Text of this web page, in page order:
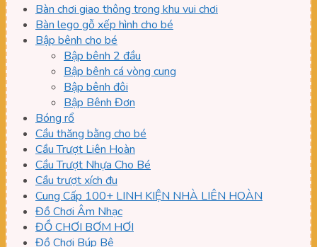
Bàn chơi giao thông trong khu vui chơi
Bàn lego gỗ xếp hình cho bé
Bập bênh cho bé
Bập bênh 2 đầu
Bập bênh cá vòng cung
Bập bênh đôi
Bập Bênh Đơn
Bóng rổ
Cầu thăng bằng cho bé
Cầu Trượt Liên Hoàn
Cầu Trượt Nhựa Cho Bé
Cầu trượt xích đu
Cung Cấp 100+ LINH KIỆN NHÀ LIÊN HOÀN
Đồ Chơi Âm Nhạc
ĐỒ CHƠI BƠM HƠI
Đồ Chơi Búp Bê